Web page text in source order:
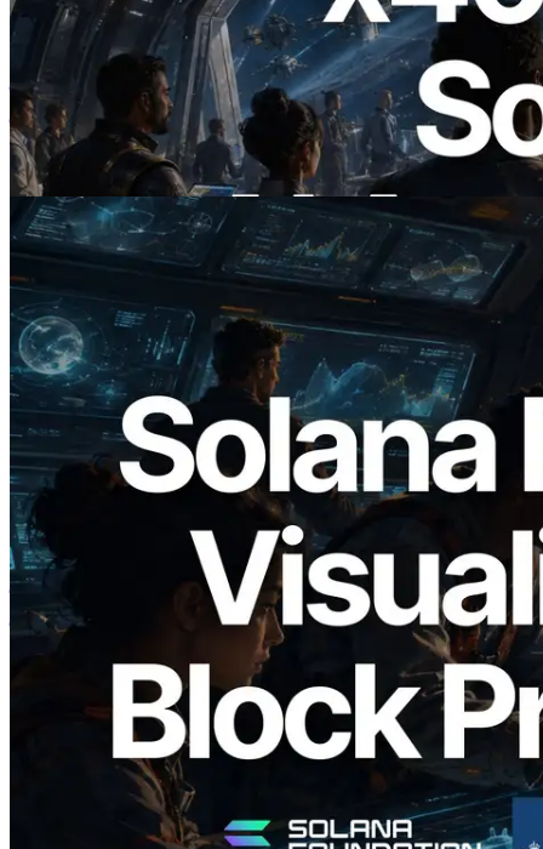
2026.07.04
ERPC ने x402 समर्थित Solana RPC लॉन्च
किया — AI एजेंट अब जरूरत के API के लिए ऑन-
डिमांड भुगतान कर सकते हैं
यह लेख पढ़ें
2026.05.24
Validators Solutions ने Solana Block
Analyzer लॉन्च किया — प्रति-slot ब्लॉक
उत्पादन समय और नियुक्त वैलिडेटर का
विज़ुअलाइज़ेशन